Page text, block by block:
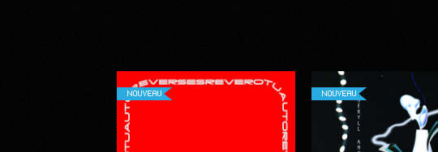
NOUVEAU NOUVEAU